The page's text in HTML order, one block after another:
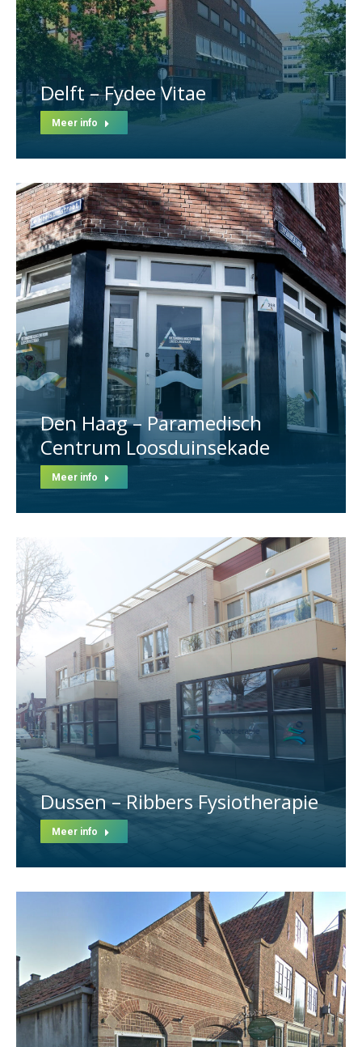
Delft – Fydee Vitae
Meer info
Den Haag – Paramedisch
Centrum Loosduinsekade
Meer info
Dussen – Ribbers Fysiotherapie
Meer info